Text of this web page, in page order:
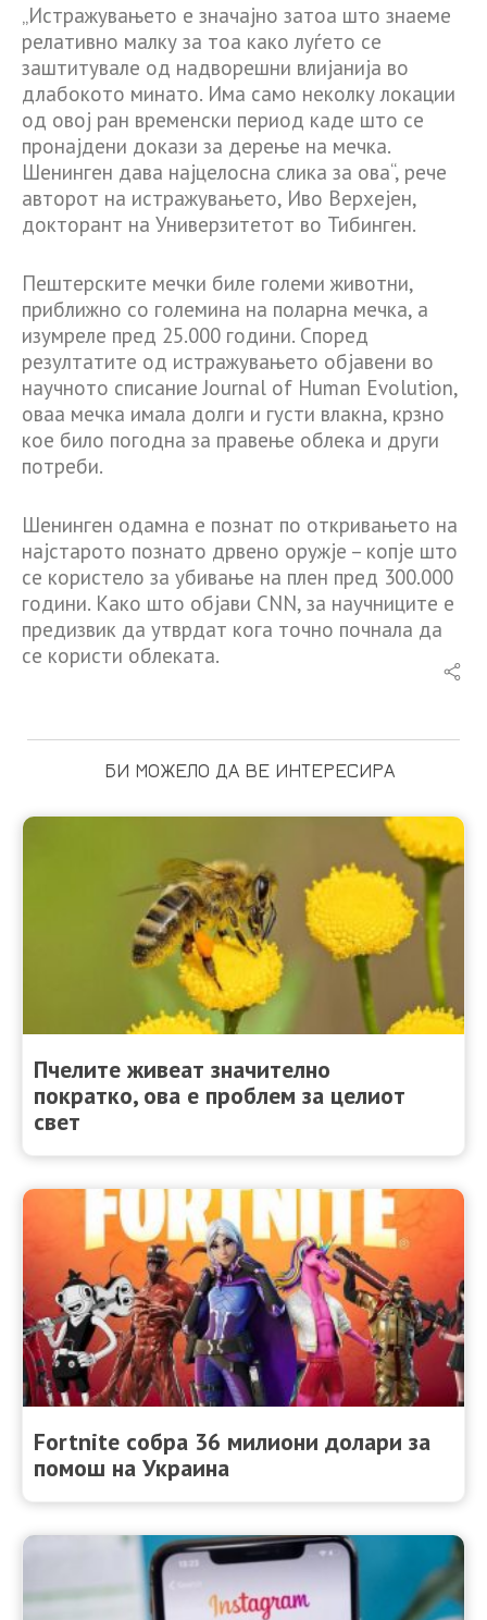
„Истражувањето е значајно затоа што знаеме
релативно малку за тоа како луѓето се
заштитувале од надворешни влијанија во
длабокото минато. Има само неколку локации
од овој ран временски период каде што се
пронајдени докази за дерење на мечка.
Шенинген дава најцелосна слика за ова“, рече
авторот на истражувањето, Иво Верхејен,
докторант на Универзитетот во Тибинген.
Пештерските мечки биле големи животни,
приближно со големина на поларна мечка, а
изумреле пред 25.000 години. Според
резултатите од истражувањето објавени во
научното списание Journal of Human Evolution,
оваа мечка имала долги и густи влакна, крзно
кое било погодна за правење облека и други
потреби.
Шенинген одамна е познат по откривањето на
најстарото познато дрвено оружје – копје што
се користело за убивање на плен пред 300.000
години. Како што објави CNN, за научниците е
предизвик да утврдат кога точно почнала да
се користи облеката.
БИ МОЖЕЛО ДА ВЕ ИНТЕРЕСИРА
Пчелите живеат значително
пократко, ова е проблем за целиот
свет
Fortnite собра 36 милиони долари за
помош на Украина